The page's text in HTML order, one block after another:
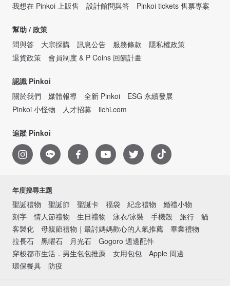
我想在 Pinkoi 上販售
設計館問與答 Pinkoi tickets 售票專案
幫助 / 政策
問與答
大宗採購 訊息公告 服務條款
隱私權政策
退貨政策
會員制度 & P Coins 回饋計畫
認識 Pinkoi
關於我們
媒體報導 全新 Pinkoi
ESG 永續發展
Pinkoi 小怪物
人才招募 iichi.com
追蹤 Pinkoi
年度搜尋主題
聖誕禮物 聖誕節 聖誕卡 福袋 紀念禮物
婚禮小物
刻字
情人節禮物 生日禮物 泳衣/泳裝 手機殼 旅行
貓
客製化
母親節禮物｜最討媽媽歡心的人氣推薦
畢業禮物
拉長石
黑曜石 月光石
Gogoro 週邊配件
穿梭都市生活．男生包包推薦
女用包包
Apple 周邊
環保餐具
防疫